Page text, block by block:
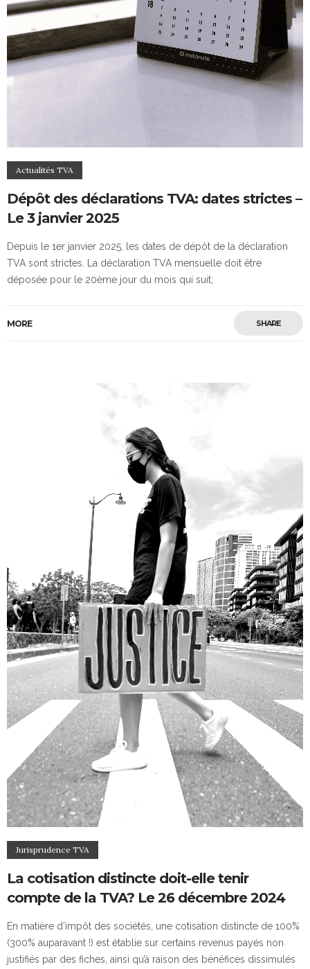
Actualités TVA
Dépôt des déclarations TVA: dates strictes –
Le 3 janvier 2025
Depuis le 1er janvier 2025, les dates de dépôt de la déclaration
TVA sont strictes. La déclaration TVA mensuelle doit être
déposée pour le 20ème jour du mois qui suit;
MORE SHARE
Jurisprudence TVA
La cotisation distincte doit-elle tenir
compte de la TVA? Le 26 décembre 2024
En matière d’impôt des sociétés, une cotisation distincte de 100%
(300% auparavant !) est établie sur certains revenus payés non
justifiés par des fiches, ainsi qu’à raison des bénéfices dissimulés